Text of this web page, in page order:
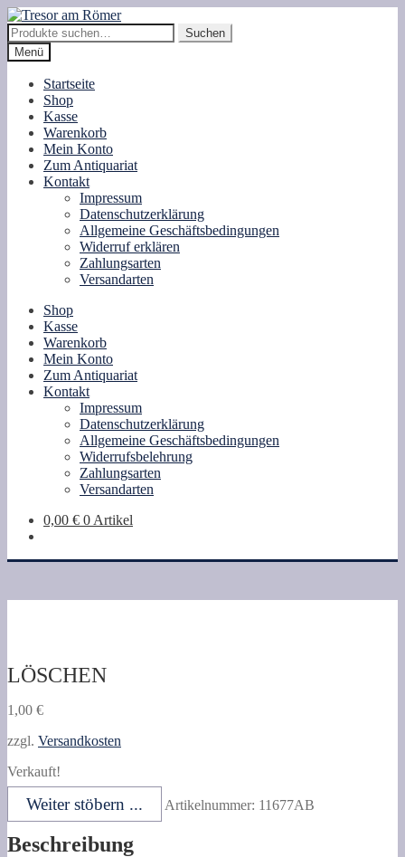
Zur
Navigation
springen
Zum
Inhalt
springen
Suche
nach:
Suchen
Menü
Startseite
Shop
Kasse
Warenkorb
Mein Konto
Zum Antiquariat
Kontakt
Impressum
Datenschutzerklärung
Allgemeine Geschäftsbedingungen
Widerruf erklären
Zahlungsarten
Versandarten
Shop
Kasse
Warenkorb
Mein Konto
Zum Antiquariat
Kontakt
Impressum
Datenschutzerklärung
Allgemeine Geschäftsbedingungen
Widerrufsbelehrung
Zahlungsarten
Versandarten
0,00 € 0 Artikel
LÖSCHEN
1,00 €
zzgl. Versandkosten
Verkauft!
Weiter stöbern ... Artikelnummer: 11677AB
Beschreibung